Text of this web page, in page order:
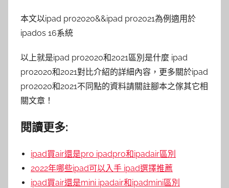
本文以ipad pro2020&&ipad pro2021為例適用於
ipados 16系統
以上就是ipad pro2020和2021區別是什麼 ipad
pro2020和2021對比介紹的詳細內容，更多關於ipad
pro2020和2021不同點的資料請關註腳本之傢其它相
關文章！
閱讀更多:
ipad買air還是pro ipadpro和ipadair區別
2022年哪些ipad可以入手 ipad選擇推薦
ipad買air還是mini ipadair和ipadmini區別